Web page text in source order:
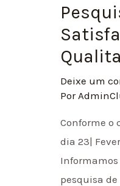
Deixe um
Por
Conforme o
dia 23|
pesquisa